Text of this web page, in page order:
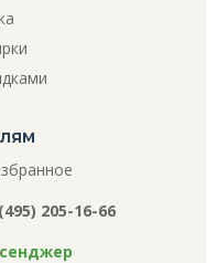
205-16-66